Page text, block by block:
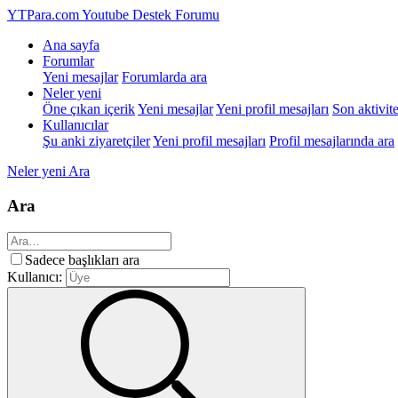
YTPara.comYoutube Destek Forumu
Ana sayfa
Forumlar
Yeni mesajlar Forumlarda ara
Neler yeni
Öne çıkan içerikYeni mesajlarYeni profil mesajları Son
Kullanıcılar
Şu anki ziyaretçilerYeni profil mesajları Profil mesajlarında ara
Neler yeni Ara
Ara
Sadece başlıkları ara
Kullanıcı: